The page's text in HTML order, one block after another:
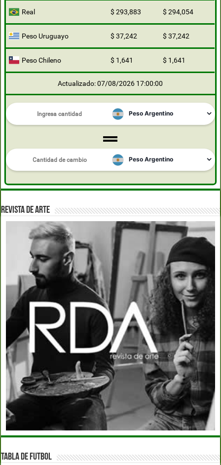
Real $ 293,883 $ 294,054
Peso Uruguayo $ 37,242 $ 37,242
Peso Chileno $ 1,641 $ 1,641
Actualizado: 07/08/2026 17:00:00
REVISTA DE ARTE
TABLA DE FUTBOL